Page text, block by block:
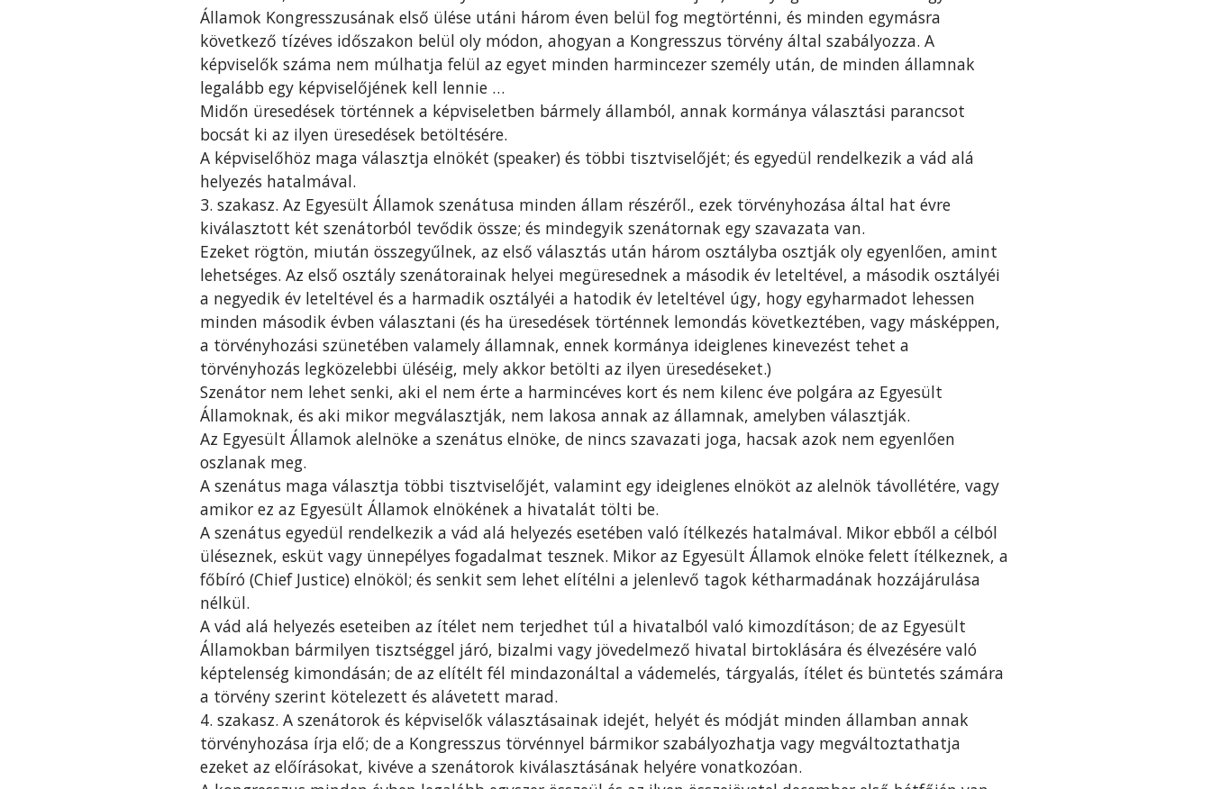
Államok Kongresszusának első ülése utáni három éven belül fog megtörténni, és minden egymásra
következő tízéves időszakon belül oly módon, ahogyan a Kongresszus törvény által szabályozza. A
képviselők száma nem múlhatja felül az egyet minden harmincezer személy után, de minden államnak
legalább egy képviselőjének kell lennie …
Midőn üresedések történnek a képviseletben bármely államból, annak kormánya választási parancsot
bocsát ki az ilyen üresedések betöltésére.
A képviselőhöz maga választja elnökét (speaker) és többi tisztviselőjét; és egyedül rendelkezik a vád alá
helyezés hatalmával.
3. szakasz. Az Egyesült Államok szenátusa minden állam részéről., ezek törvényhozása által hat évre
kiválasztott két szenátorból tevődik össze; és mindegyik szenátornak egy szavazata van.
Ezeket rögtön, miután összegyűlnek, az első választás után három osztályba osztják oly egyenlően, amint
lehetséges. Az első osztály szenátorainak helyei megüresednek a második év leteltével, a második osztályéi
a negyedik év leteltével és a harmadik osztályéi a hatodik év leteltével úgy, hogy egyharmadot lehessen
minden második évben választani (és ha üresedések történnek lemondás következtében, vagy másképpen,
a törvényhozási szünetében valamely államnak, ennek kormánya ideiglenes kinevezést tehet a
törvényhozás legközelebbi üléséig, mely akkor betölti az ilyen üresedéseket.)
Szenátor nem lehet senki, aki el nem érte a harmincéves kort és nem kilenc éve polgára az Egyesült
Államoknak, és aki mikor megválasztják, nem lakosa annak az államnak, amelyben választják.
Az Egyesült Államok alelnöke a szenátus elnöke, de nincs szavazati joga, hacsak azok nem egyenlően
oszlanak meg.
A szenátus maga választja többi tisztviselőjét, valamint egy ideiglenes elnököt az alelnök távollétére, vagy
amikor ez az Egyesült Államok elnökének a hivatalát tölti be.
A szenátus egyedül rendelkezik a vád alá helyezés esetében való ítélkezés hatalmával. Mikor ebből a célból
üléseznek, esküt vagy ünnepélyes fogadalmat tesznek. Mikor az Egyesült Államok elnöke felett ítélkeznek, a
főbíró (Chief Justice) elnököl; és senkit sem lehet elítélni a jelenlevő tagok kétharmadának hozzájárulása
nélkül.
A vád alá helyezés eseteiben az ítélet nem terjedhet túl a hivatalból való kimozdításon; de az Egyesült
Államokban bármilyen tisztséggel járó, bizalmi vagy jövedelmező hivatal birtoklására és élvezésére való
képtelenség kimondásán; de az elítélt fél mindazonáltal a vádemelés, tárgyalás, ítélet és büntetés számára
a törvény szerint kötelezett és alávetett marad.
4. szakasz. A szenátorok és képviselők választásainak idejét, helyét és módját minden államban annak
törvényhozása írja elő; de a Kongresszus törvénnyel bármikor szabályozhatja vagy megváltoztathatja
ezeket az előírásokat, kivéve a szenátorok kiválasztásának helyére vonatkozóan.